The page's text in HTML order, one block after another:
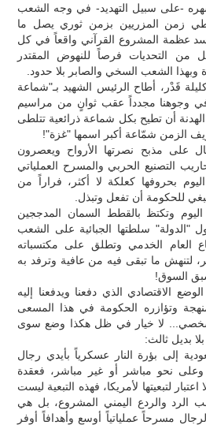
-على سبيل التهديد- في وجه الشعب
وطي زمن المزريين بزمن ثوري يصل ما
عظمة المشروع القرآني واقعاً في كل
من التحديات فرصاً للنهوض المقتدر
وبهذا الشعب السخي والصابر بلا حدود.
قَدْر، أطاح الرئيس الشهيد بـ"شماعة
في وجوهنا مجدداً عقب ثوانٍ من مراسيم
أن تطيح بكل شماعة ذرائعية تتلطى
الزمن شمّاعة أكبر اسمها "غزة"!
على مذبح نصرتها الأرواح ويعصرون
التصنيع الحربي والمسرح العملياتي
بحروفها كعلكة لا أكثر، فراراً من
للحكومة أن تفعل وتبذل.
وتكتظ بالقطط السمان المدججين
"الدولة" سلطتها الجبائية على الشعب
العام الخدمي وتطلق على مكتسباته
لتنهش ما تبقى فيه من عافية وترفد به
السوق!
الاقتصادي الذي دفعنا ويدفعنا إليه
وتؤازره الحكومة في هذا المسعى
لا خيار في ظل هكذا وضع سوى
بديل ثالث:
إلى بؤرة النار عسكرياً بأيدي رجال
وعلى نحو مباشر أو غير مباشر، فعقدة
لتبعيتها لأمريكا، فهذه التبعية ليست
الرد والردع اليمني المشروع، بل هي
مسرحاً عملياتياً أوسع وأهدافاً أوفر